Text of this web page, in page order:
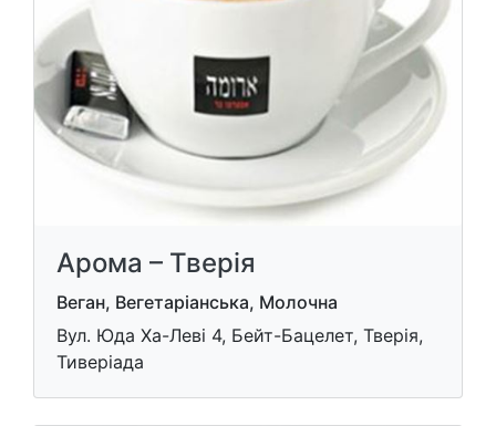
Арома – Тверія
Веган, Вегетаріанська, Молочна
Вул. Юда Ха-Леві 4, Бейт-Бацелет, Тверія,
Тиверіада